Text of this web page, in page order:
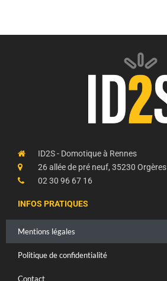
ID2S - Domotique à Rennes
26 allée de pré neuf, 35230 Orgères
02 30 96 67 16
INFOS PRATIQUES
Mentions légales
Politique de confidentialité
Contact